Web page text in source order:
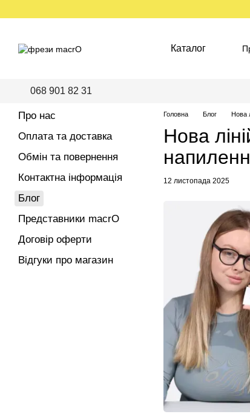
Каталог
068 901 82 31
Головна Блог Нова
Нова
12 листопада 2025
Про нас
Оплата та доставка
Обмін та повернення
Контактна інформація
Блог
Представники macrO
Договір оферти
Відгуки про магазин